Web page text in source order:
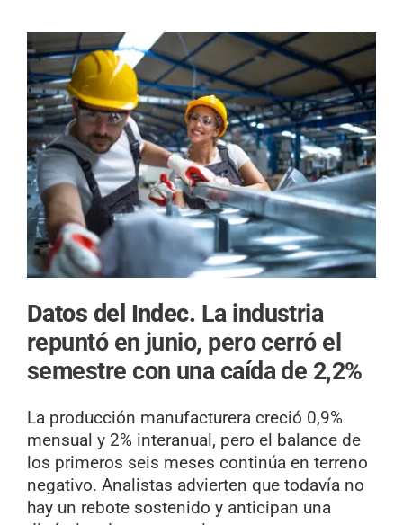
Datos del Indec. La industria
repuntó en junio, pero cerró el
semestre con una caída de 2,2%
La producción manufacturera creció 0,9%
mensual y 2% interanual, pero el balance de
los primeros seis meses continúa en terreno
negativo. Analistas advierten que todavía no
hay un rebote sostenido y anticipan una